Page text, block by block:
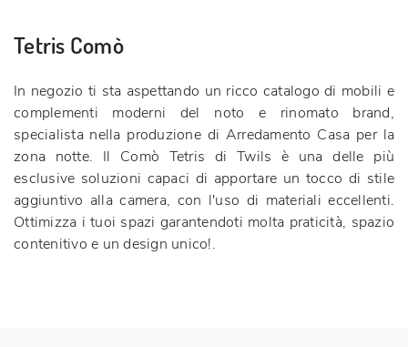
Tetris Comò
In negozio ti sta aspettando un ricco catalogo di mobili e
complementi moderni del noto e rinomato brand,
specialista nella produzione di Arredamento Casa per la
zona notte. Il Comò Tetris di Twils è una delle più
esclusive soluzioni capaci di apportare un tocco di stile
aggiuntivo alla camera, con l'uso di materiali eccellenti.
Ottimizza i tuoi spazi garantendoti molta praticità, spazio
contenitivo e un design unico!.